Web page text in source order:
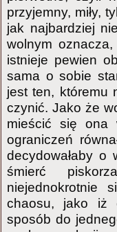
przyjemny, miły,
jak najbardziej
wolnym
istnieje pewien
sama o sobie
jest ten, któremu
czynić. Jako że
mieścić się ona
ograniczeń
decydowałaby o
śmierć
niejednokrotnie
chaosu, jako iż
sposób do